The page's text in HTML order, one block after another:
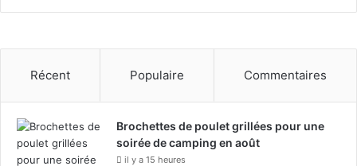
Récent Populaire Commentaires
Brochettes de poulet grillées pour une
soirée de camping en août
il y a 15 heures